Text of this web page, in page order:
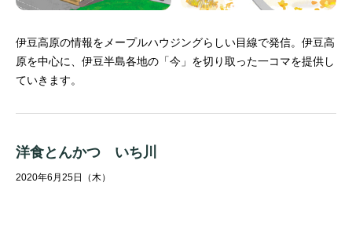
伊豆高原の情報をメープルハウジングらしい目線で発信。 伊豆高
原を中心に、伊豆半島各地の「今」を切り取った一コマを提供し
ていきます。
洋食とんかつ いち川
2020年6月25日（木）